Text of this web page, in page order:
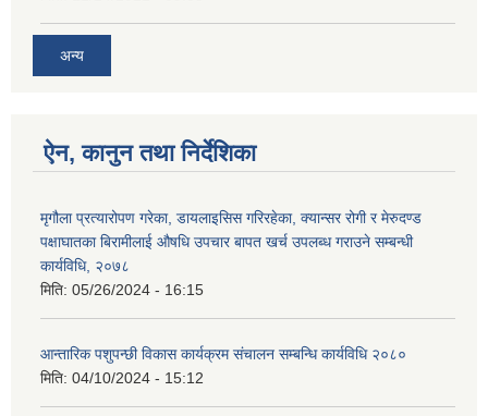
अन्य
ऐन, कानुन तथा निर्देशिका
मृगौला प्रत्यारोपण गरेका, डायलाइसिस गरिरहेका, क्यान्सर रोगी र मेरुदण्‍ड
पक्षाघातका बिरामीलाई ‍औषधि उपचार बापत खर्च उपलब्ध गराउने सम्बन्धी
कार्यविधि, २०७८
मिति: 05/26/2024 - 16:15
आन्तारिक पशुपन्छी विकास कार्यक्रम संचालन सम्बन्धि कार्यविधि २०८०
मिति: 04/10/2024 - 15:12